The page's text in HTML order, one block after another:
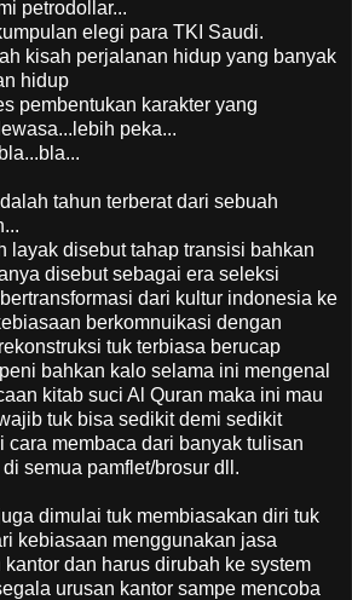
petrodollar...
elegi para TKI Saudi.
kisah perjalanan hidup yang banyak
hidup
pembentukan karakter yang
peka...
tahun terberat dari sebuah
layak disebut tahap transisi bahkan
disebut sebagai era seleksi
dari kultur indonesia ke
berkomnuikasi dengan
tuk terbiasa berucap
bahkan kalo selama ini mengenal
kitab suci Al Quran maka ini mau
tuk bisa sedikit demi sedikit
cara membaca dari banyak tulisan
semua pamflet/brosur dll.
dimulai tuk membiasakan diri tuk
kebiasaan menggunakan jasa
dan harus dirubah ke system
urusan kantor sampe mencoba